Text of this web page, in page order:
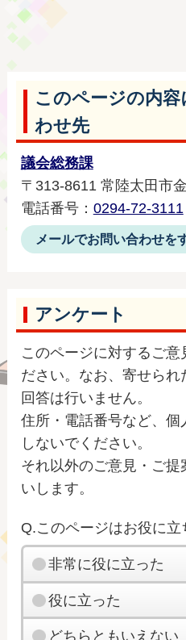
このページの内
わせ先
議会総務課
〒313-8611 常陸太田市
電話番号： 0294-72-3111
メールでお問い合わせを
アンケート
このページに対するご意
ださい。なお、寄せら
回答は行いません。
住所・電話番号など、個
しないでください。
それ以外のご意見・ご提
いします。
Q.このページはお役に立
非常に役に立った
役に立った
どちらともいえない